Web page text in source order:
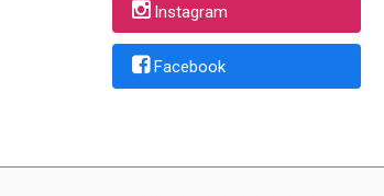
Instagram
Facebook